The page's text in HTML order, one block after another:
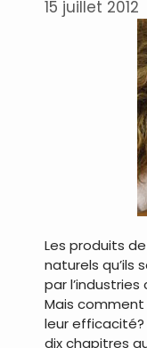
15 juillet 2012
Les produits
naturels qu’ils
par
Mais
leur efficacité?
dix chapitres